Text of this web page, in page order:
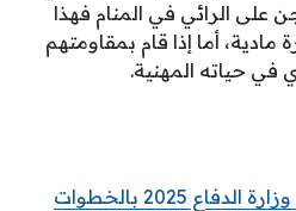
على الرائي في المنام فهذا
أما إذا قام بمقاومتهم
في حياته المهنية.
2025 بالخطوات